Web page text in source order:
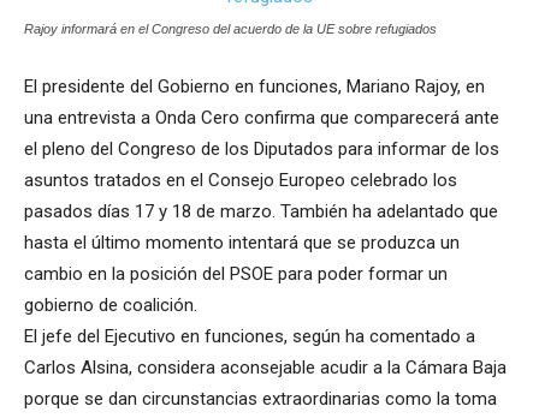
Rajoy informará en el Congreso del acuerdo de la UE sobre refugiados
El presidente del Gobierno en funciones, Mariano Rajoy, en
una entrevista a Onda Cero confirma que comparecerá ante
el pleno del Congreso de los Diputados para informar de los
asuntos tratados en el Consejo Europeo celebrado los
pasados días 17 y 18 de marzo. También ha adelantado que
hasta el último momento intentará que se produzca un
cambio en la posición del PSOE para poder formar un
gobierno de coalición.
El jefe del Ejecutivo en funciones, según ha comentado a
Carlos Alsina, considera aconsejable acudir a la Cámara Baja
porque se dan circunstancias extraordinarias como la toma